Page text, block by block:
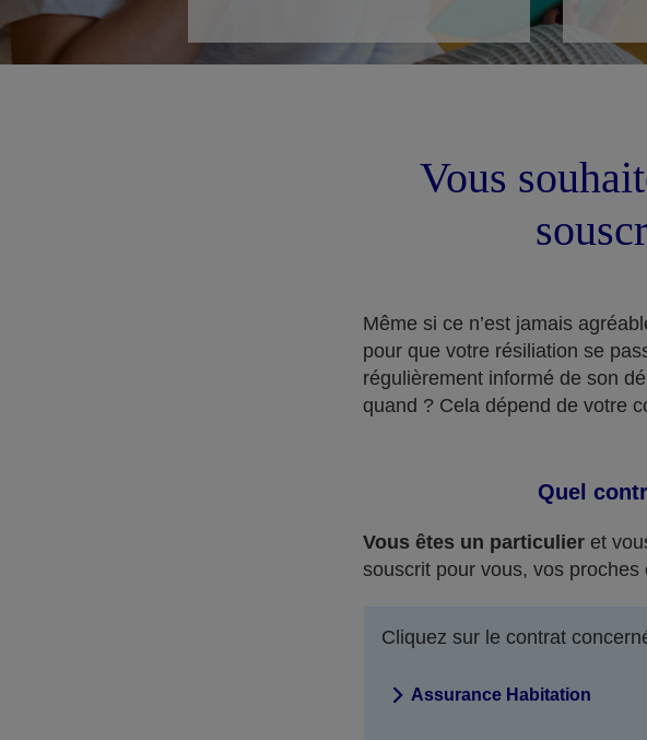
Vous
Même si ce n’est jamais
pour que votre résiliation se
régulièrement informé de son
quand ? Cela dépend de votre
Quel
Vous êtes un particulier et
souscrit pour vous, vos proches
Cliquez sur le contrat
Assurance Habitation